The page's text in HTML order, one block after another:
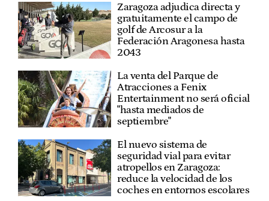
Zaragoza adjudica directa y
gratuitamente el campo de
golf de Arcosur a la
Federación Aragonesa hasta
2043
La venta del Parque de
Atracciones a Fenix
Entertainment no será oficial
"hasta mediados de
septiembre"
El nuevo sistema de
seguridad vial para evitar
atropellos en Zaragoza:
reduce la velocidad de los
coches en entornos escolares